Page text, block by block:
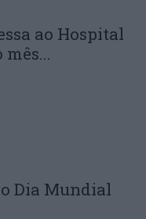
ao Hospital
Dia Mundial